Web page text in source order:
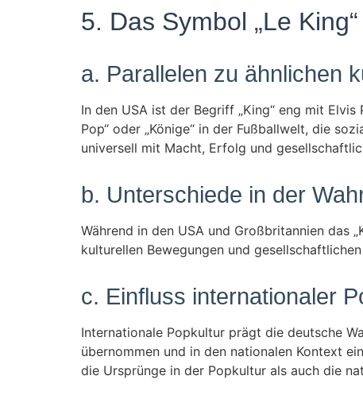
5. Das Symbol „Le
a. Parallelen zu ähnlichen
In den USA ist der Begriff „King“ eng mit
Pop“ oder „Könige“ in der Fußballwelt, die
universell mit Macht, Erfolg und
b. Unterschiede in der
Während in den USA und Großbritannien das
kulturellen Bewegungen und
c. Einfluss internationaler
Internationale Popkultur prägt die deutsche
übernommen und in den nationalen Kontext
die Ursprünge in der Popkultur als auch die